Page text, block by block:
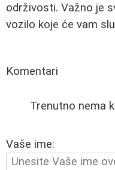
održivosti. Važno je
vozilo koje će vam
Komentari
Trenutno nema
Vaše ime: